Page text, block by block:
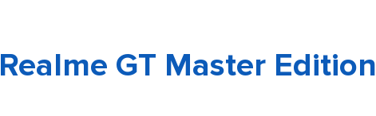
Realme GT Master Edition